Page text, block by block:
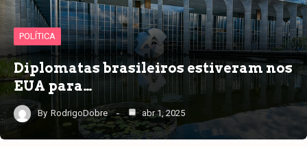
POLÍTICA
Diplomatas brasileiros estiveram nos
EUA para…
By RodrigoDobre abr 1, 2025